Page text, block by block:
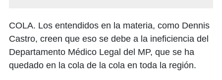
COLA. Los entendidos en la materia, como Dennis
Castro, creen que eso se debe a la ineficiencia del
Departamento Médico Legal del MP, que se ha
quedado en la cola de la cola en toda la región.